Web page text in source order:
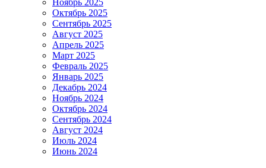
Ноябрь 2025
Октябрь 2025
Сентябрь 2025
Август 2025
Апрель 2025
Март 2025
Февраль 2025
Январь 2025
Декабрь 2024
Ноябрь 2024
Октябрь 2024
Сентябрь 2024
Август 2024
Июль 2024
Июнь 2024